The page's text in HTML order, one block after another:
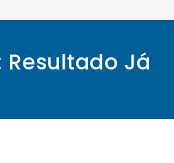
Resultado Já